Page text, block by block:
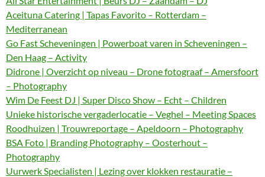
Aceituna Catering | Tapas Favorito – Rotterdam –
Mediterranean
Go Fast Scheveningen | Powerboat varen in Scheveningen –
Den Haag – Activity
Didrone | Overzicht op niveau – Drone fotograaf – Amersfoort
– Photography
Wim De Feest DJ | Super Disco Show – Echt – Children
Unieke historische vergaderlocatie – Veghel – Meeting Spaces
Roodhuizen | Trouwreportage – Apeldoorn – Photography
BSA Foto | Branding Photography – Oosterhout –
Photography
Uurwerk Specialisten | Lezing over klokken restauratie –